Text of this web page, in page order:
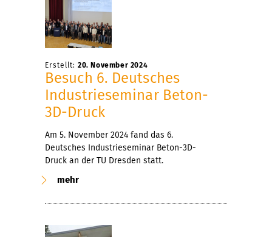
Erstellt: 20. November 2024
Besuch 6. Deutsches
Industrieseminar Beton-
3D-Druck
Am 5. November 2024 fand das 6.
Deutsches Industrieseminar Beton-3D-
Druck an der TU Dresden statt.
mehr